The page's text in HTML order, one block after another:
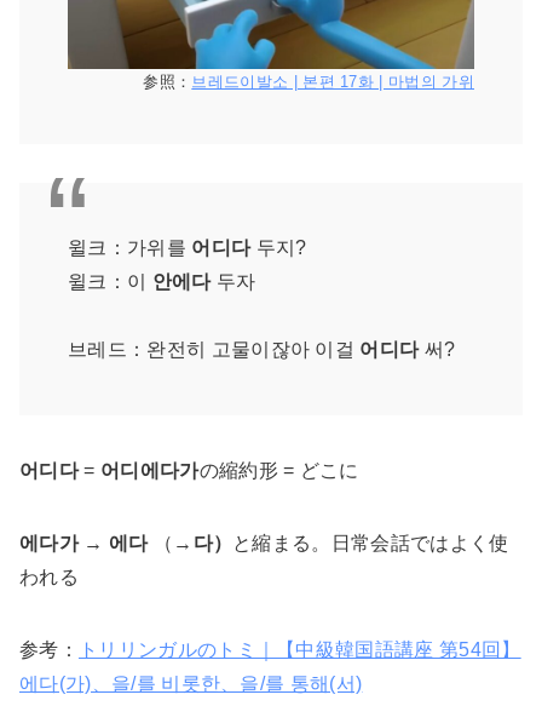
参照： 브레드이발소 | 본편 17화 | 마법의 가위
윌크：가위를 어디다두지?
윌크：이 안에다두자
브레드：완전히 고물이잖아 이걸 어디다써?
어디다= 어디에다가の縮約形 = どこに
에다가 → 에다（→ 다）
と縮まる。日常会話ではよく使
われる
参考：
トリリンガルのトミ｜【中級韓国語講座 第54回】
에다(가)、을/를 비롯한、을/를 통해(서)